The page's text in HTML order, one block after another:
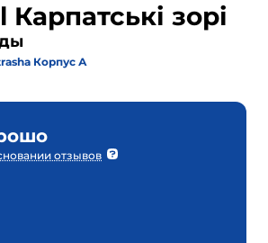
зорі
Корпус А
отзывов